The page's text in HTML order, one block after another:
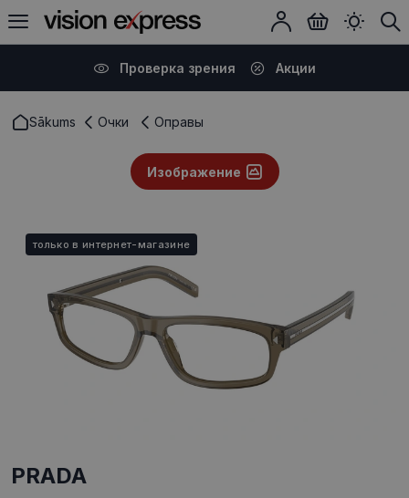
Проверка зрения Акции
Sākums Очки Оправы
Изображение
только в интернет-магазине
PRADA